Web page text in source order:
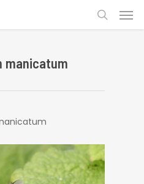
search
manicatum